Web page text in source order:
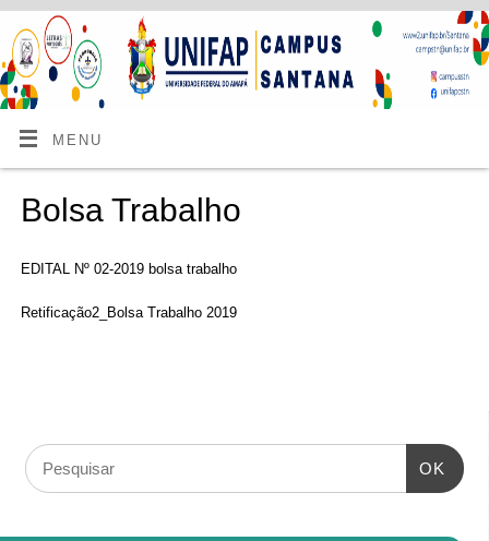
MENU
Bolsa Trabalho
EDITAL Nº 02-2019 bolsa trabalho
Retificação2_Bolsa Trabalho 2019
OK